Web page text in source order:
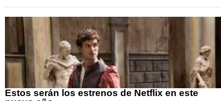
Estos serán los estrenos de Netflix en este